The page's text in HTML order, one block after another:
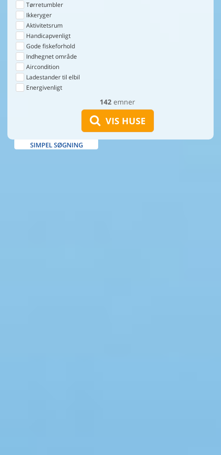
142 emner
VIS HUSE
Tørretumbler
Ikkeryger
Aktivitetsrum
Handicapvenligt
Gode fiskeforhold
Indhegnet område
Aircondition
Ladestander til elbil
Energivenligt
SIMPEL SØGNING